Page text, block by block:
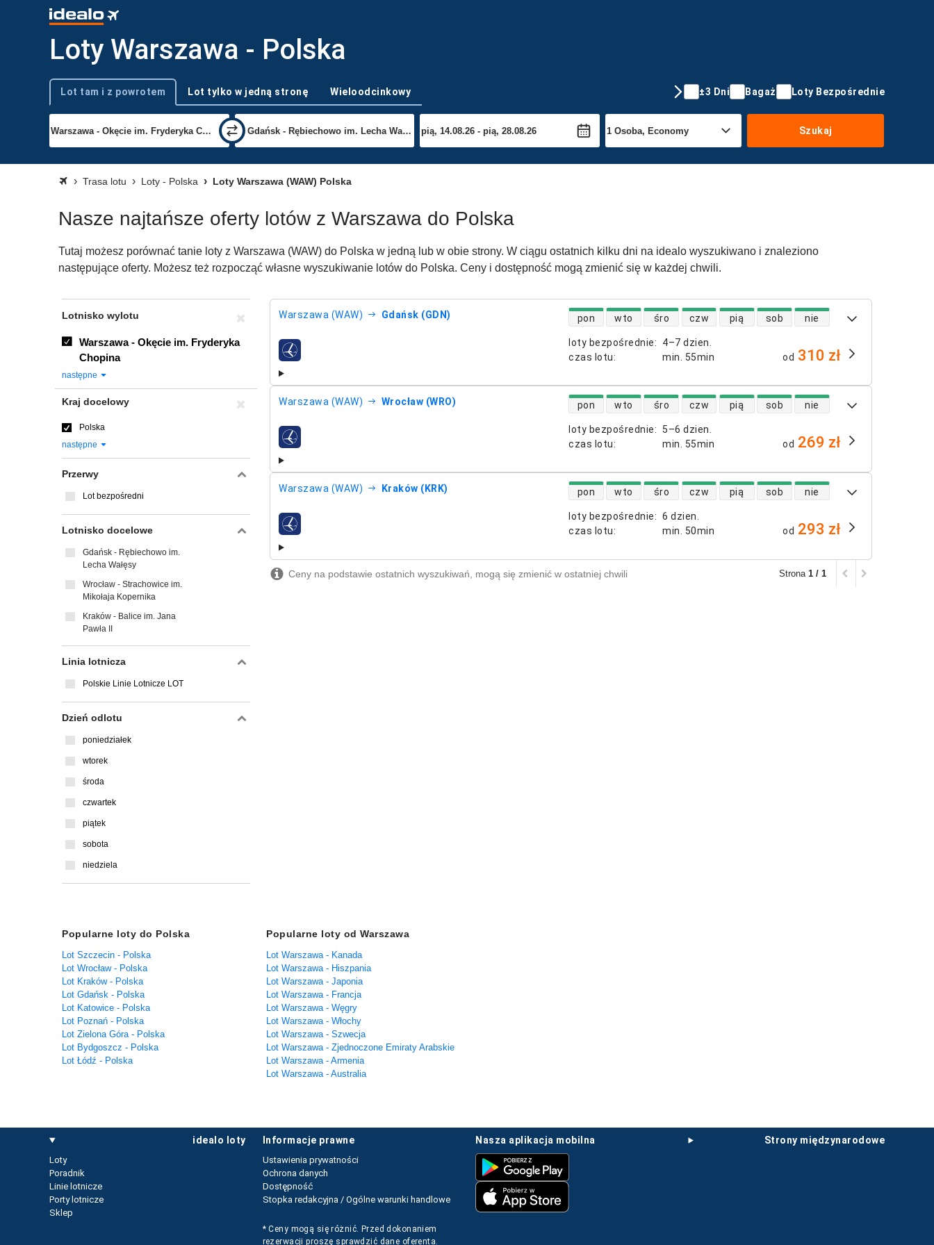
Loty Warszawa - Polska
Typ podróży
Lot tam i z powrotem Lot tylko w jedną stronę Wieloodcinkowy ±3 Dni Bagaż Loty Bezpośrednie
Szukaj
Trasa lotu Loty - Polska Loty Warszawa (WAW) Polska
Nasze najtańsze oferty lotów z Warszawa do Polska
Tutaj możesz porównać tanie loty z Warszawa (WAW) do Polska w jedną lub w obie strony. W ciągu ostatnich kilku dni na idealo wyszukiwano i znaleziono
następujące oferty. Możesz też rozpocząć własne wyszukiwanie lotów do Polska. Ceny i dostępność mogą zmienić się w każdej chwili.
Warszawa (WAW) Gdańsk (GDN)
loty bezpośrednie:
4–7 dzien.
czas lotu: min. 55min
dostępność lotów bezpośrednich
pon wto śro czw pią sob nie
linie lotnicze od 310 zł
Warszawa (WAW) Wrocław (WRO)
loty bezpośrednie:
5–6 dzien.
czas lotu: min. 55min
dostępność lotów bezpośrednich
pon wto śro czw pią sob nie
linie lotnicze od 269 zł
Warszawa (WAW) Kraków (KRK)
loty bezpośrednie: 6 dzien.
czas lotu: min. 50min
dostępność lotów bezpośrednich
pon wto śro czw pią sob nie
linie lotnicze od 293 zł
Ceny na podstawie ostatnich wyszukiwań, mogą się zmienić w ostatniej chwili Strona 1 / 1
Lotnisko wylotu
Warszawa - Okęcie im. Fryderyka
Chopina
następne
Kraj docelowy
Polska
następne
Przerwy
Lot bezpośredni
Lotnisko docelowe
Gdańsk - Rębiechowo im.
Lecha Wałęsy
Wrocław - Strachowice im.
Mikołaja Kopernika
Kraków - Balice im. Jana
Pawła II
Linia lotnicza
Polskie Linie Lotnicze LOT
Dzień odlotu
poniedziałek
wtorek
środa
czwartek
piątek
sobota
niedziela
Popularne loty do Polska
Lot Szczecin - Polska
Lot Wrocław - Polska
Lot Kraków - Polska
Lot Gdańsk - Polska
Lot Katowice - Polska
Lot Poznań - Polska
Lot Zielona Góra - Polska
Lot Bydgoszcz - Polska
Lot Łódź - Polska
Popularne loty od Warszawa
Lot Warszawa - Kanada
Lot Warszawa - Hiszpania
Lot Warszawa - Japonia
Lot Warszawa - Francja
Lot Warszawa - Węgry
Lot Warszawa - Włochy
Lot Warszawa - Szwecja
Lot Warszawa - Zjednoczone Emiraty Arabskie
Lot Warszawa - Armenia
Lot Warszawa - Australia
idealo loty
Loty
Poradnik
Linie lotnicze
Porty lotnicze
Sklep
strony międzynarodowe
nasza aplikacja mobilna
informacje prawne
Ustawienia prywatności
Ochrona danych
Dostępność
Stopka redakcyjna / Ogólne warunki handlowe
* Ceny mogą się różnić. Przed dokonaniem
rezerwacji proszę sprawdzić dane oferenta.